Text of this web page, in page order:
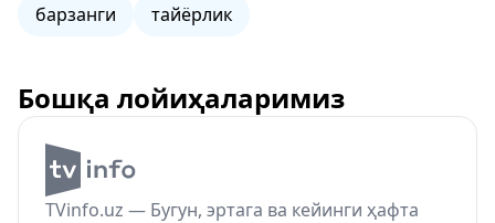
барзанги
тайёрлик
Бошқа лойиҳаларимиз
TVinfo.uz — Бугун, эртага ва кейинги ҳафта